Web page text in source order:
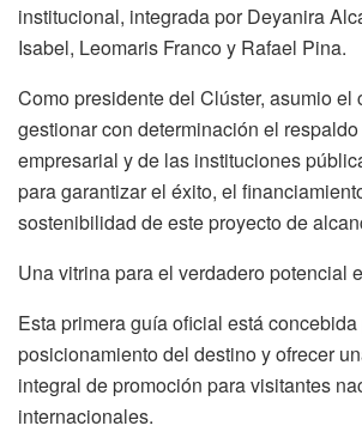
institucional, integrada por Deyanira
Isabel, Leomaris Franco y Rafael Pina.
Como presidente del Clúster, asumio el
gestionar con determinación el
empresarial y de las instituciones
para garantizar el éxito, el
sostenibilidad de este proyecto de
Una vitrina para el verdadero potencial
Esta primera guía oficial está
posicionamiento del destino y ofrecer
integral de promoción para visitantes
internacionales.